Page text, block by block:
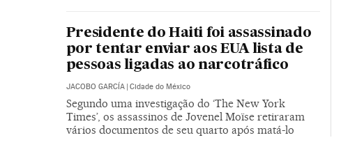
Presidente do Haiti foi assassinado
por tentar enviar aos EUA lista de
pessoas ligadas ao narcotráfico
JACOBO GARCÍA Cidade do México
Segundo uma investigação do ‘The New York
Times’, os assassinos de Jovenel Moïse retiraram
vários documentos de seu quarto após matá-lo